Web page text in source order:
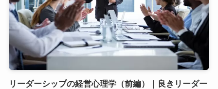
リーダーシップの経営心理学（前編）｜良きリーダー